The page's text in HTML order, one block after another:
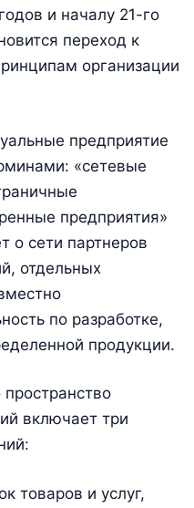
и началу 21-го
переход к
организации
предприятие
«сетевые
предприятия»
о сети партнеров
отдельных
по разработке,
продукции.
включает три
товаров и услуг,